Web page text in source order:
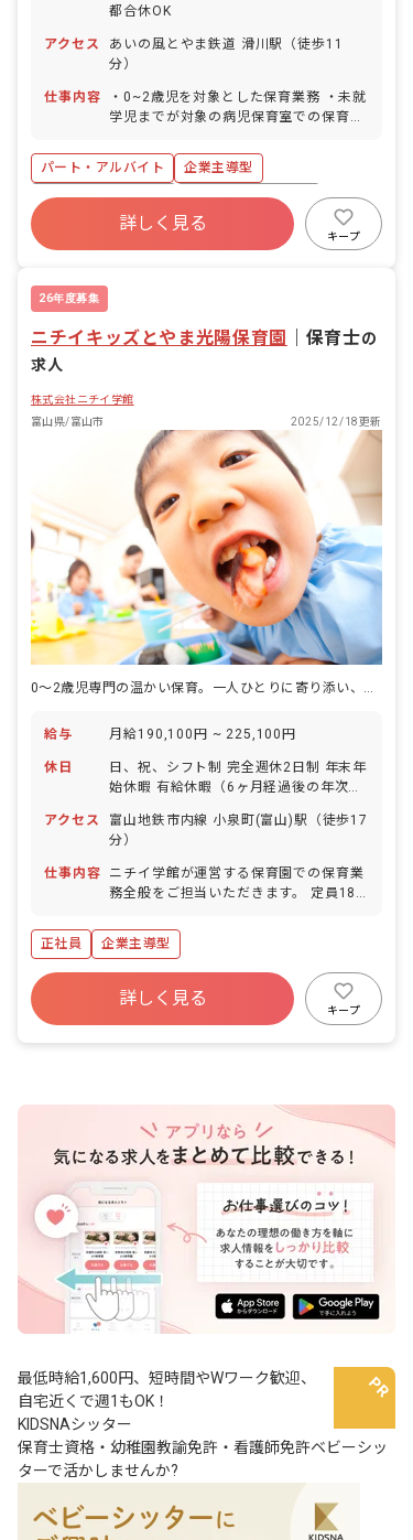
都合休OK
アクセス
あいの風とやま鉄道 滑川駅（徒歩11
分）
仕事内容
・0~2歳児を対象とした保育業務 ・未就
学児までが対象の病児保育室での保育業
パート・アルバイト
企業主導型
ボーナス・賞与あり
年間休日120日以上
社会保険完備
土日祝休み
詳しく見る
キープ
26年度募集
ニチイキッズとやま光陽保育園 保育士の
求人
株式会社ニチイ学館
富山県/富山市
2025/12/18更新
0～2歳児専門の温かい保育。一人ひとりに寄り添い、成長を支える喜びを！
給与 月給190,100円 ~ 225,100円
休日
日、祝、シフト制 完全週休2日制 年末年
始休暇 有給休暇（6ヶ月経過後の年次有
アクセス
富山地鉄市内線 小泉町(富山)駅（徒歩17
分）
仕事内容
ニチイ学館が運営する保育園での保育業
務全般をご担当いただきます。 定員18
【具体的には】 ・着替え、食事の補助
・保育環境の整備 ・保護者対応（連絡帳
の作成など） ・制作物の作成 ■保育方
針：乳児保育のみ ■園児年齢層：0～2歳
児 ■書類作成ツール導入：あり ■保護者
正社員 企業主導型
詳しく見る
キープ
最低時給1,600円、短時間やWワーク歓迎、
自宅近くで週1もOK！
KIDSNAシッター
保育士資格・幼稚園教諭免許・看護師免許ベビーシッ
ターで活かしませんか?